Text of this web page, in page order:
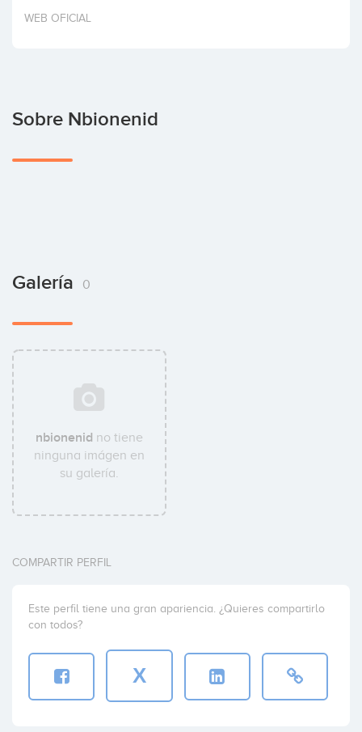
Invertir
WEB OFICIAL
Sobre Nbionenid
Galería 0
nbionenid no tiene
ninguna imágen en
su galería.
COMPARTIR PERFIL
Este perfil tiene una gran apariencia. ¿Quieres compartirlo
con todos?
X